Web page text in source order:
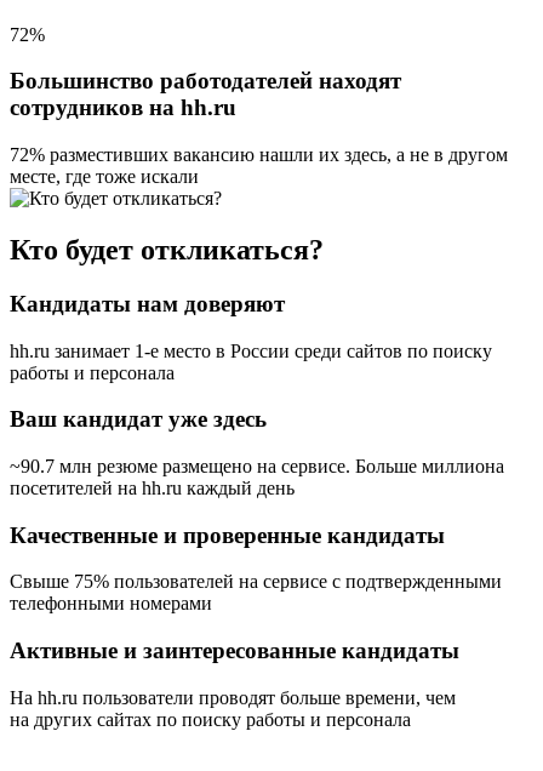
72%
Большинство работодателей находят
сотрудников на hh.ru
72% разместивших вакансию нашли их здесь, а не в другом
месте, где тоже искали
Кто будет откликаться?
Кандидаты нам доверяют
hh.ru занимает 1-е место в России среди сайтов по поиску
работы и персонала
Ваш кандидат уже здесь
~90.7 млн резюме размещено на сервисе. Больше миллиона
посетителей на hh.ru каждый день
Качественные и проверенные кандидаты
Свыше 75% пользователей на сервисе с подтвержденными
телефонными номерами
Активные и заинтересованные кандидаты
На hh.ru пользователи проводят больше времени, чем
на других сайтах по поиску работы и персонала